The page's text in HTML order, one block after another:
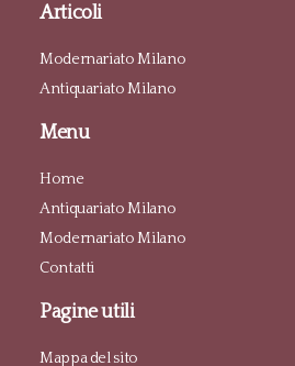
Articoli
Modernariato Milano
Antiquariato Milano
Menu
Home
Antiquariato Milano
Modernariato Milano
Contatti
Pagine utili
Mappa del sito